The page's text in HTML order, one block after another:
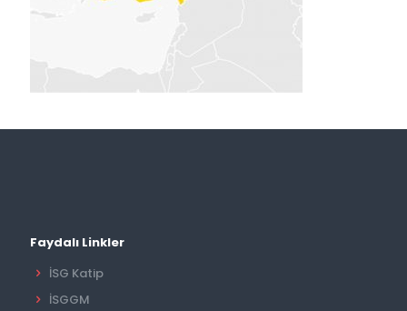
Faydalı Linkler
İSG Katip
İSGGM